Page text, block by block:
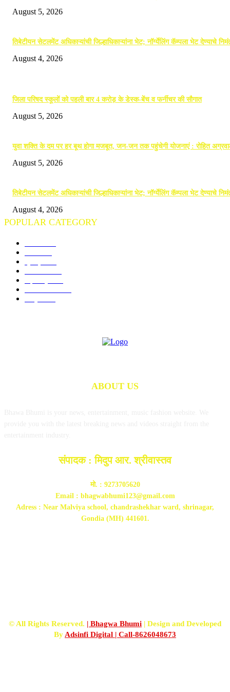
August 5, 2026
तिबेटीयन सेटलमेंट अधिकाऱ्यांची जिल्हाधिकाऱ्यांना भेट; नॉर्ग्येलिंग कॅम्पला भेट देण्याचे
August 4, 2026
जिला परिषद स्कूलों को पहली बार 4 करोड़ के डेस्क-बेंच व फर्नीचर की सौगात
August 5, 2026
युवा शक्ति के दम पर हर बूथ होगा मजबूत, जन-जन तक पहुंचेगी योजनाएं : रोहित
August 5, 2026
तिबेटीयन सेटलमेंट अधिकाऱ्यांची जिल्हाधिकाऱ्यांना भेट; नॉर्ग्येलिंग कॅम्पला भेट देण्याचे
August 4, 2026
POPULAR CATEGORY
ABOUT US
संपादक : मिदुप आर. श्रीवास्तव
मो. : 9273705620
Email : bhagwabhumi123@gmail.com
Adress : Near Malviya school, chandrashekhar ward, shrinagar,
Gondia (MH) 441601.
© All Rights Reserved. | Bhagwa Bhumi | Design and Developed
By Adsinfi Digital | Call-8626048673